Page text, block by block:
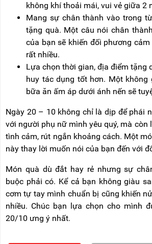
không khí thoải mái, vui vẻ giữa 2
Mang sự chân thành vào trong
tặng quà. Một câu nói chân
của bạn sẽ khiến đối phương
rất nhiều.
Lựa chọn thời gian, địa điểm tặng
huy tác dụng tốt hơn. Một không
bữa ăn ấm áp dưới ánh nến sẽ
Ngày 20 – 10 không chỉ là dịp để phái
với người phụ nữ mình yêu quý, mà còn
tình cảm, rút ngắn khoảng cách. Một
này thay lời muốn nói của bạn đến với
Món quà dù đắt hay rẻ nhưng sự
buộc phải có. Kể cả bạn không giàu
cơm tự tay mình chuẩn bị cũng khiến
nhiều. Chúc bạn lựa chọn cho mình
20/10 ưng ý nhất.